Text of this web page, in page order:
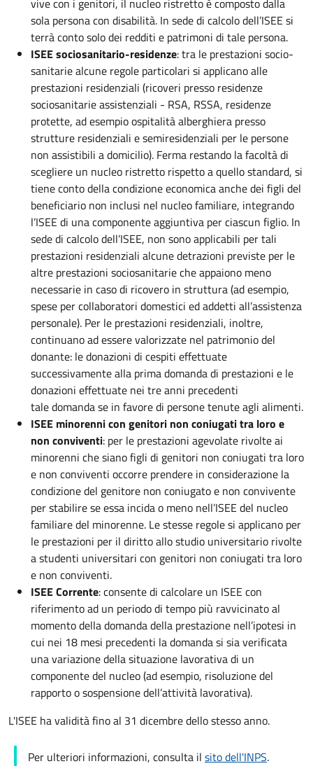
vive con i genitori, il nucleo ristretto è composto dalla
sola persona con disabilità. In sede di calcolo dell’ISEE si
terrà conto solo dei redditi e patrimoni di tale persona.
ISEE sociosanitario-residenze: tra le prestazioni socio-
sanitarie alcune regole particolari si applicano alle
prestazioni residenziali (ricoveri presso residenze
sociosanitarie assistenziali - RSA, RSSA, residenze
protette, ad esempio ospitalità alberghiera presso
strutture residenziali e semiresidenziali per le persone
non assistibili a domicilio). Ferma restando la facoltà di
scegliere un nucleo ristretto rispetto a quello standard, si
tiene conto della condizione economica anche dei figli del
beneficiario non inclusi nel nucleo familiare, integrando
l’ISEE di una componente aggiuntiva per ciascun figlio. In
sede di calcolo dell’ISEE, non sono applicabili per tali
prestazioni residenziali alcune detrazioni previste per le
altre prestazioni sociosanitarie che appaiono meno
necessarie in caso di ricovero in struttura (ad esempio,
spese per collaboratori domestici ed addetti all’assistenza
personale). Per le prestazioni residenziali, inoltre,
continuano ad essere valorizzate nel patrimonio del
donante: le donazioni di cespiti effettuate
successivamente alla prima domanda di prestazioni e le
donazioni effettuate nei tre anni precedenti
tale domanda se in favore di persone tenute agli alimenti.
ISEE minorenni con genitori non coniugati tra loro e
non conviventi: per le prestazioni agevolate rivolte ai
minorenni che siano figli di genitori non coniugati tra loro
e non conviventi occorre prendere in considerazione la
condizione del genitore non coniugato e non convivente
per stabilire se essa incida o meno nell’ISEE del nucleo
familiare del minorenne. Le stesse regole si applicano per
le prestazioni per il diritto allo studio universitario rivolte
a studenti universitari con genitori non coniugati tra loro
e non conviventi.
ISEE Corrente: consente di calcolare un ISEE con
riferimento ad un periodo di tempo più ravvicinato al
momento della domanda della prestazione nell’ipotesi in
cui nei 18 mesi precedenti la domanda si sia verificata
una variazione della situazione lavorativa di un
componente del nucleo (ad esempio, risoluzione del
rapporto o sospensione dell’attività lavorativa).
L'ISEE ha validità fino al 31 dicembre dello stesso anno.
Per ulteriori informazioni, consulta il sito dell'INPS.